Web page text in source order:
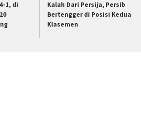
1, di
Kalah Dari Persija, Persib
Bertengger di Posisi Kedua
Klasemen